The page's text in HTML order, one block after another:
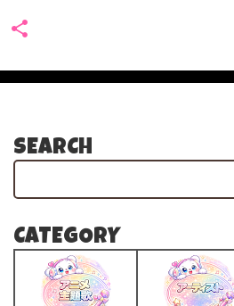
SEARCH
CATEGORY